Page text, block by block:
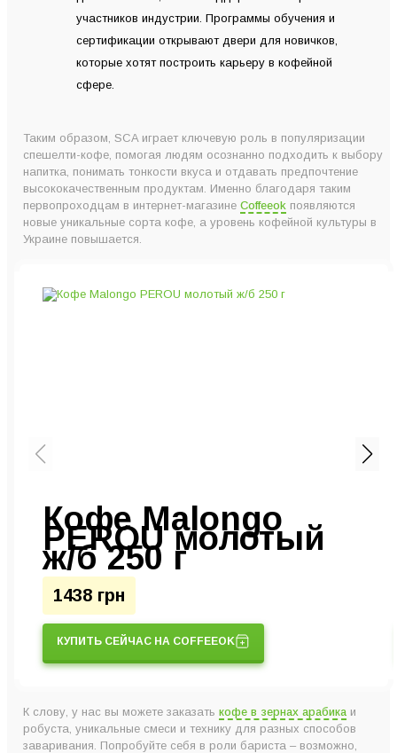
участников индустрии. Программы обучения и
сертификации открывают двери для новичков,
которые хотят построить карьеру в кофейной
сфере.
Таким образом, SCA играет ключевую роль в популяризации
спешелти-кофе, помогая людям осознанно подходить к выбору
напитка, понимать тонкости вкуса и отдавать предпочтение
высококачественным продуктам. Именно благодаря таким
первопроходцам в интернет-магазине Coffeeok появляются
новые уникальные сорта кофе, а уровень кофейной культуры в
Украине повышается.
Кофе Malongo
PEROU молотый
ж/б 250 г
1438 грн
КУПИТЬ СЕЙЧАС НА COFFEEOK
К слову, у нас вы можете заказать кофе в зернах арабика и
робуста, уникальные смеси и технику для разных способов
заваривания. Попробуйте себя в роли бариста – возможно,